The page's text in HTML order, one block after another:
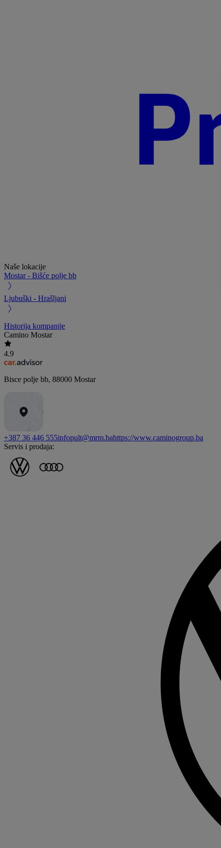
Naše lokacije
Mostar - Bišće polje bb
Ljubuški - Hrašljani
Historija kompanije
Camino Mostar
4.9
Bisce polje bb, 88000 Mostar
+387 36 446 555infopult@mrm.bahttps://www.caminogroup.ba
Servis i prodaja: